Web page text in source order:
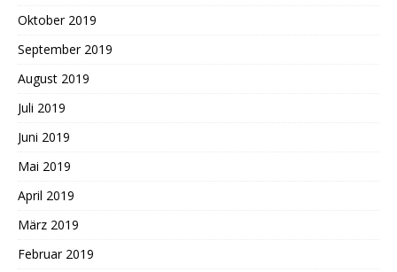
Oktober 2019
September 2019
August 2019
Juli 2019
Juni 2019
Mai 2019
April 2019
März 2019
Februar 2019